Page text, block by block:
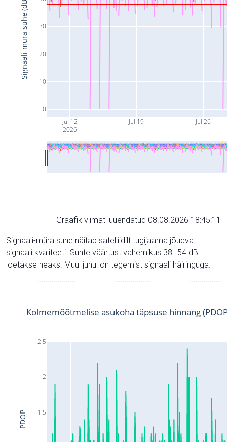
Jul 12
2026
Jul 19 Jul 26
0
10
20
30
Signaali-müra suhe (dB)
Graafik viimati uuendatud 08.08.2026 18:45:11
Signaali-müra suhe näitab satelliidilt tugijaama jõudva
signaali kvaliteeti. Suhte väärtust vahemikus 38–54 dB
loetakse heaks. Muul juhul on tegemist signaali häiringuga.
1.5
2
2.5
Kolmemõõtmelise asukoha täpsuse hinnang
PDOP